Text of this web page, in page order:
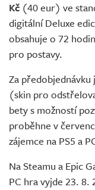
Kč (40 eur) ve
digitální Deluxe
obsahuje o 72
pro postavy.
Za předobjednávku
(skin pro
bety s možností
proběhne v
zájemce na PS5 a
Na Steamu a Epic
PC hra vyjde 23. 8.